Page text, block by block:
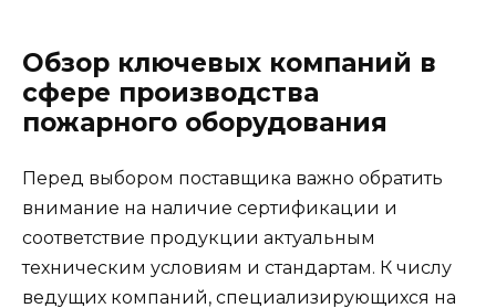
Обзор ключевых компаний в
сфере производства
пожарного оборудования
Перед выбором поставщика важно обратить
внимание на наличие сертификации и
соответствие продукции актуальным
техническим условиям и стандартам. К числу
ведущих компаний, специализирующихся на